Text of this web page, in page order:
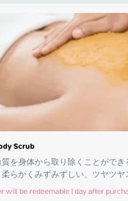
Scrub
を身体から取り除くことがで
らかくみずみずしい、ツヤツ
will be redeemable 1 day after